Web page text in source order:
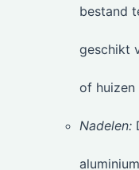
bestand
geschikt
of huizen
Nadelen: